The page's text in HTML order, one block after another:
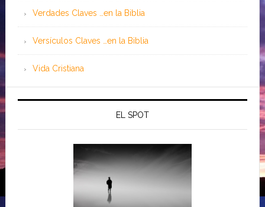
Verdades Claves …en la Biblia
Versículos Claves …en la Biblia
Vida Cristiana
EL SPOT